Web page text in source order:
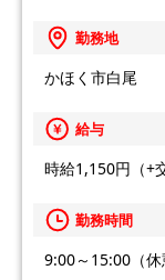
勤務地
かほく市白尾
給与
時給1,150円（+
勤務時間
9:00～15:00（